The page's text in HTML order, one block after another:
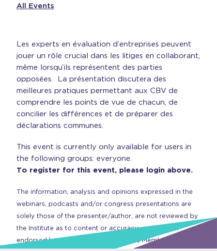
All Events
Les experts en évaluation d’entreprises peuvent
jouer un rôle crucial dans les litiges en collaborant,
même lorsqu’ils représentent des parties
opposées. La présentation discutera des
meilleures pratiques permettant aux CBV de
comprendre les points de vue de chacun, de
concilier les différences et de préparer des
déclarations communes.
This event is currently only available for users in
the following groups: everyone.
To register for this event, please login above.
The information, analysis and opinions expressed in the
webinars, podcasts and/or congress presentations are
solely those of the presenter/author, are not reviewed by
the Institute as to content or accuracy, and are not
endorsed by CBV Institute or any of its Members.